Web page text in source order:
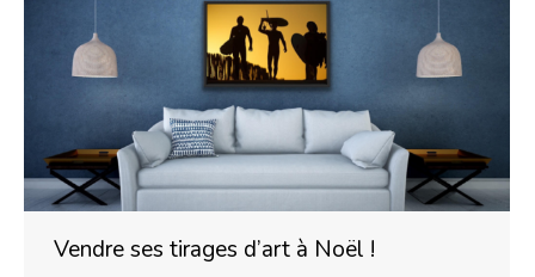
Vendre ses tirages d’art à Noël !